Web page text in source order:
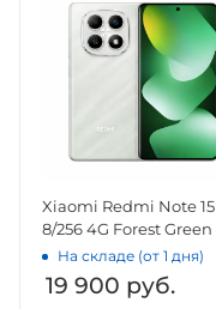
Xiaomi Redmi Note 15
8/256 4G Forest Green
На складе (от 1 дня)
19 900 руб.